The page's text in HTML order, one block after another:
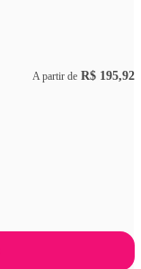
A partir de R$ 195,92